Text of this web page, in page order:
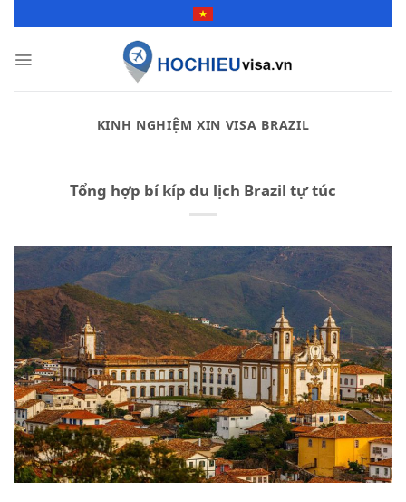
KINH NGHIỆM XIN VISA BRAZIL
Tổng hợp bí kíp du lịch Brazil tự túc